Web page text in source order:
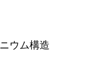
ウム構造